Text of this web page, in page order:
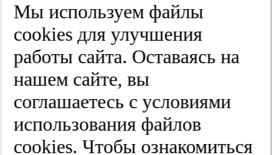
Улица
Квартира
Мы используем файлы
cооkies для улучшения
работы сайта. Оставаясь на
нашем сайте, вы
соглашаетесь с условиями
использования файлов
cооkies. Чтобы ознакомиться